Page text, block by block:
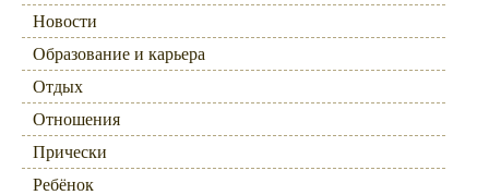
Новости
Образование и карьера
Отдых
Отношения
Прически
Ребёнок